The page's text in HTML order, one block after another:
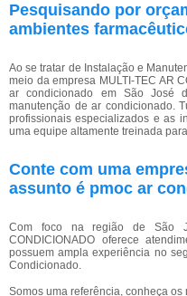
Pesquisando por
ambientes
Ao se tratar de Instalação e
meio da empresa MULTI-TEC AR
ar condicionado em São José
manutenção de ar condicionado.
profissionais especializados e as
uma equipe altamente treinada
Conte com uma
assunto é pmoc ar
Com foco na região de São
CONDICIONADO oferece
possuem ampla experiência no
Condicionado.
Somos uma referência, conheça os